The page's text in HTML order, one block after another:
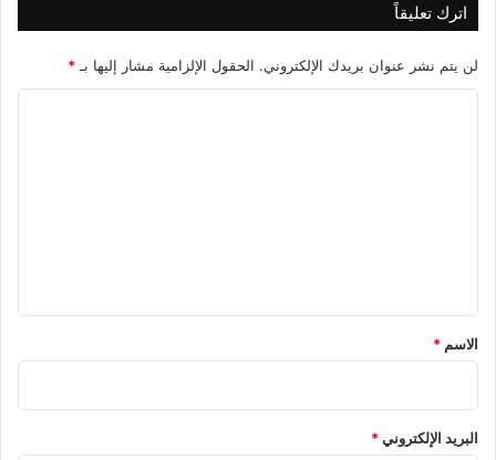
اترك تعليقاً
لن يتم نشر عنوان بريدك الإلكتروني. الحقول الإلزامية مشار إليها بـ *
*
الاسم *
البريد الإلكتروني*